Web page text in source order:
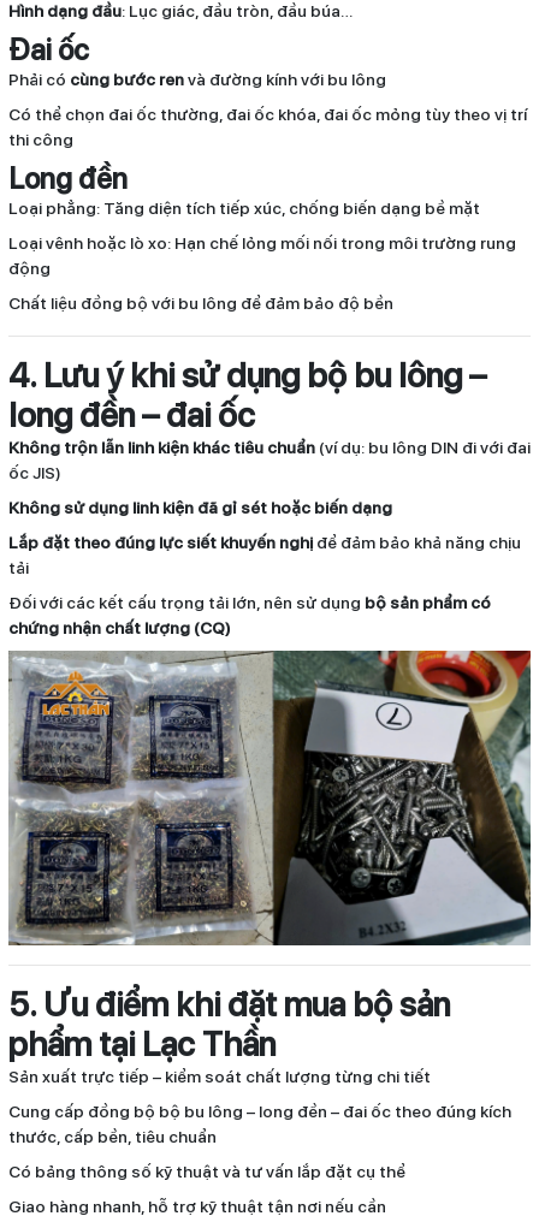
Hình dạng đầu: Lục giác, đầu tròn, đầu búa…
Đai ốc
Phải có cùng bước renvà đường kính với bu lông
Có thể chọn đai ốc thường, đai ốc khóa, đai ốc mỏng tùy theo vị trí
thi công
Long đền
Loại phẳng: Tăng diện tích tiếp xúc, chống biến dạng bề mặt
Loại vênh hoặc lò xo: Hạn chế lỏng mối nối trong môi trường rung
động
Chất liệu đồng bộ với bu lông để đảm bảo độ bền
4. Lưu ý khi sử dụng bộ bu lông –
long đền – đai ốc
Không trộn lẫn linh kiện khác tiêu chuẩn(ví dụ: bu lông DIN đi với đai
ốc JIS)
Không sử dụng linh kiện đã gỉ sét hoặc biến dạng
Lắp đặt theo đúng lực siết khuyến nghịđể đảm bảo khả năng chịu
tải
Đối với các kết cấu trọng tải lớn, nên sử dụng bộ sản phẩm có
chứng nhận chất lượng (CQ)
5. Ưu điểm khi đặt mua bộ sản
phẩm tại Lạc Thần
Sản xuất trực tiếp – kiểm soát chất lượng từng chi tiết
Cung cấp đồng bộ bộ bu lông – long đền – đai ốc theo đúng kích
thước, cấp bền, tiêu chuẩn
Có bảng thông số kỹ thuật và tư vấn lắp đặt cụ thể
Giao hàng nhanh, hỗ trợ kỹ thuật tận nơi nếu cần